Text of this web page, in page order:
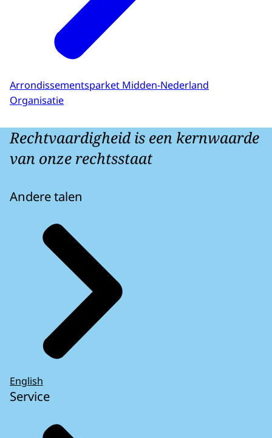
Arrondissementsparket Midden-Nederland
Organisatie
Rechtvaardigheid is een kernwaarde
van onze rechtsstaat
Andere talen
English
Service